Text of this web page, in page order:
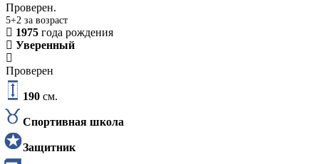
Проверен.
5+2 за возраст
1975 года рождения
Уверенный
Проверен
190 см.
Спортивная школа
Защитник